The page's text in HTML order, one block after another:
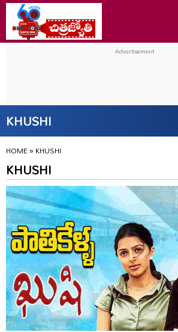
KHUSHI
HOME»KHUSHI
KHUSHI